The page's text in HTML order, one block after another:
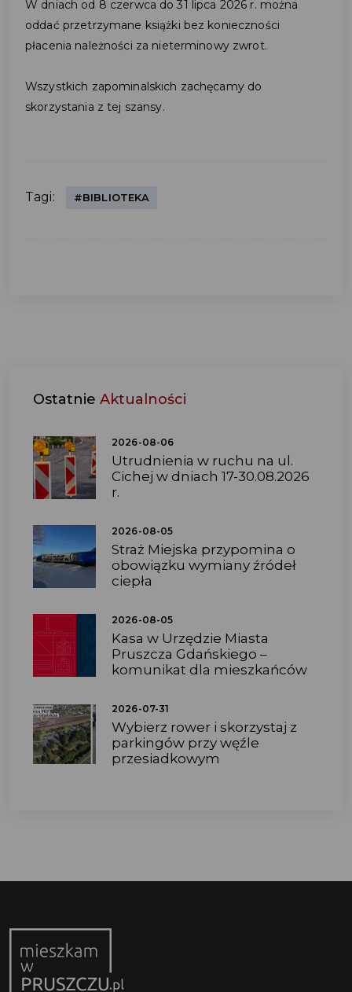
W dniach od 8 czerwca do 31 lipca 2026 r. można
oddać przetrzymane książki bez konieczności
płacenia należności za nieterminowy zwrot.
Wszystkich zapominalskich zachęcamy do
skorzystania z tej szansy.
Tagi: #BIBLIOTEKA
Ostatnie Aktualności
2026-08-06
Utrudnienia w ruchu na ul.
Cichej w dniach 17-30.08.2026
r.
2026-08-05
Straż Miejska przypomina o
obowiązku wymiany źródeł
ciepła
2026-08-05
Kasa w Urzędzie Miasta
Pruszcza Gdańskiego –
komunikat dla mieszkańców
2026-07-31
Wybierz rower i skorzystaj z
parkingów przy węźle
przesiadkowym